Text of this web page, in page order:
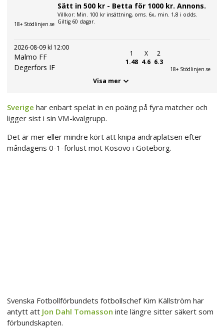
18+ Stödlinjen.se
Sätt in 500 kr - Betta för 1000 kr. Annons.
Villkor: Min. 100 kr insättning, oms. 6x, min. 1,8 i odds.
Giltig 60 dagar.
2026-08-09 kl 12:00
Malmo FF
Degerfors IF
1
1.48
X
4.6
2
6.3
18+ Stödlinjen.se
Visa mer
Sverige har enbart spelat in en poäng på fyra matcher och
ligger sist i sin VM-kvalgrupp.
Det är mer eller mindre kört att knipa andraplatsen efter
måndagens 0-1-förlust mot Kosovo i Göteborg.
Svenska Fotbollförbundets fotbollschef Kim Källström har
antytt att Jon Dahl Tomasson inte längre sitter säkert som
förbundskapten.